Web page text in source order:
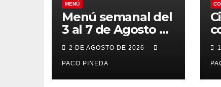
MENÚ
Menú semanal del
3 al 7 de Agosto de
2026
2 DE AGOSTO DE 2026
PACO PINEDA
7